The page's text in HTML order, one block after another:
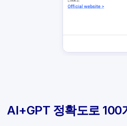
AI+GPT 정확도로 100